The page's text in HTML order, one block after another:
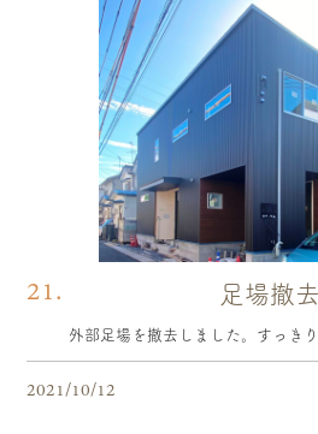
21. 足場撤去
外部足場を撤去しました。すっきり
2021/10/12